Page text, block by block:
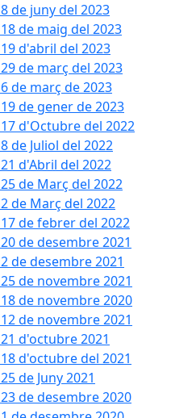
de juny del 2023
de maig del 2023
d'abril del 2023
de març del 2023
de març de 2023
de gener de 2023
d'Octubre del 2022
de Juliol del 2022
d'Abril del 2022
de Març del 2022
de Març del 2022
de febrer del 2022
de desembre 2021
de desembre 2021
de novembre 2021
de novembre 2020
de novembre 2021
d'octubre 2021
d'octubre del 2021
de Juny 2021
de desembre 2020